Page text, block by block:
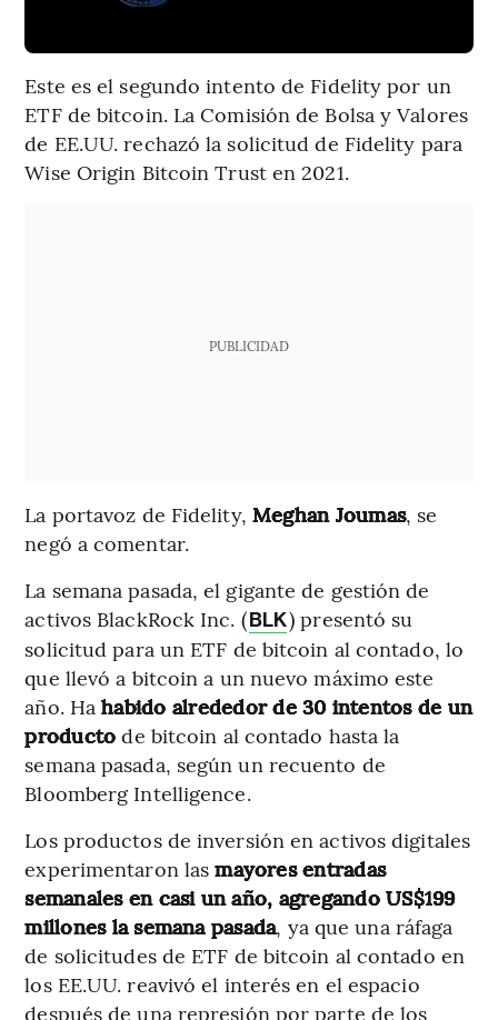
Este es el segundo intento de Fidelity por un
ETF de bitcoin. La Comisión de Bolsa y Valores
de EE.UU. rechazó la solicitud de Fidelity para
Wise Origin Bitcoin Trust en 2021.
PUBLICIDAD
La portavoz de Fidelity, Meghan Joumas, se
negó a comentar.
La semana pasada, el gigante de gestión de
activos BlackRock Inc. (BLK) presentó su
solicitud para un ETF de bitcoin al contado, lo
que llevó a bitcoin a un nuevo máximo este
año. Hahabido alrededor de 30 intentos de un
producto de bitcoin al contado hasta la
semana pasada, según un recuento de
Bloomberg Intelligence.
Los productos de inversión en activos digitales
experimentaron lasmayores entradas
semanales en casi un año, agregando US$199
millones la semana pasada, ya que una ráfaga
de solicitudes de ETF de bitcoin al contado en
los EE.UU. reavivó el interés en el espacio
después de una represión por parte de los